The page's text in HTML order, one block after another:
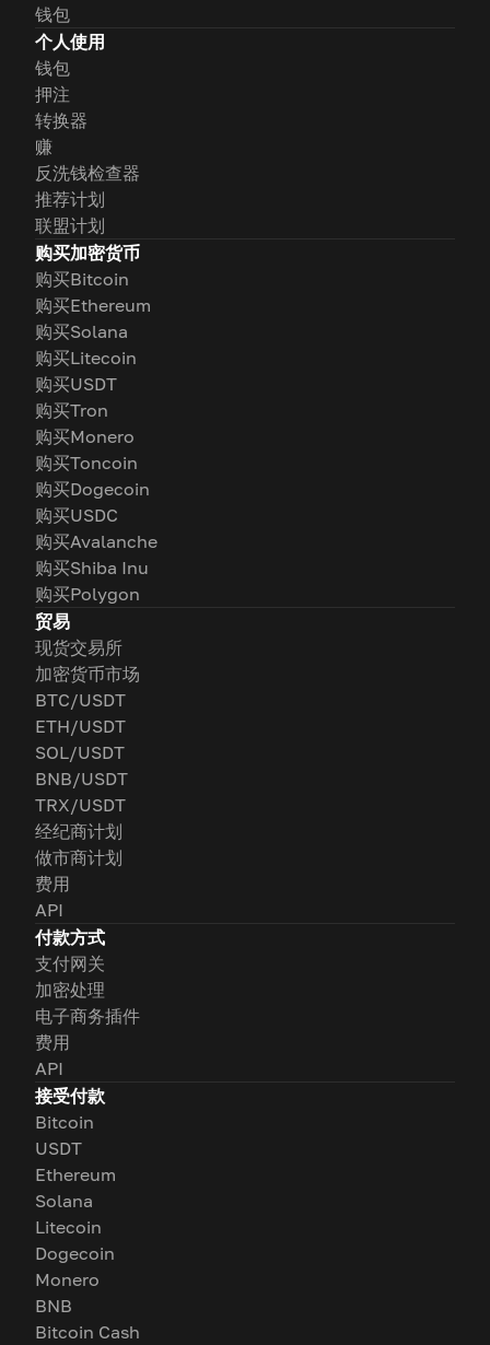
钱包
个人使用
钱包
押注
转换器
赚
反洗钱检查器
推荐计划
联盟计划
购买加密货币
购买Bitcoin
购买Ethereum
购买Solana
购买Litecoin
购买USDT
购买Tron
购买Monero
购买Toncoin
购买Dogecoin
购买USDC
购买Avalanche
购买Shiba Inu
购买Polygon
贸易
现货交易所
加密货币市场
BTC/USDT
ETH/USDT
SOL/USDT
BNB/USDT
TRX/USDT
经纪商计划
做市商计划
费用
API
付款方式
支付网关
加密处理
电子商务插件
费用
API
接受付款
Bitcoin
USDT
Ethereum
Solana
Litecoin
Dogecoin
Monero
BNB
Bitcoin Cash